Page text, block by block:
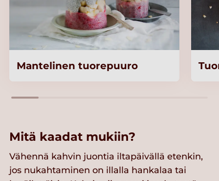
Mantelinen tuorepuuro
Mitä kaadat mukiin?
Vähennä kahvin juontia iltapäivällä etenkin,
jos nukahtaminen on illalla hankalaa tai